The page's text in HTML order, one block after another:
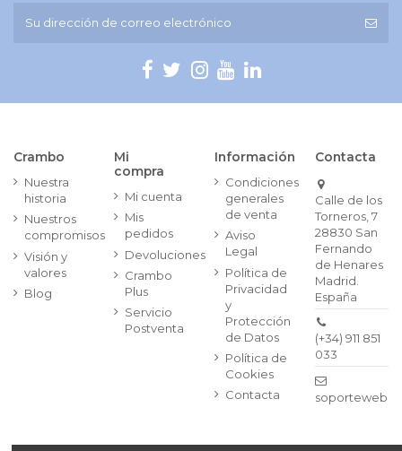
Crambo
Nuestra
historia
Nuestros
compromisos
Visión y
valores
Blog
Mi
compra
Mi cuenta
Mis
pedidos
Devoluciones
Crambo
Plus
Servicio
Postventa
Información
Condiciones
generales
de venta
Aviso
Legal
Política de
Privacidad
y
Protección
de Datos
Política de
Cookies
Contacta
Contacta
Calle de los
Torneros, 7
28830 San
Fernando
de Henares
Madrid.
España
(+34) 911 851
033